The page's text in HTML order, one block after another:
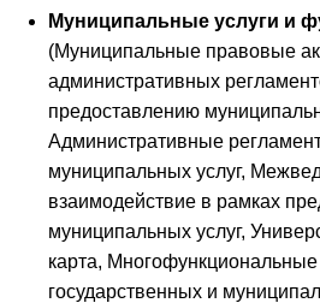
Муниципальные услуги и
(Муниципальные правовые
административных
предоставлению
Административные
муниципальных услуг,
взаимодействие в рамках
муниципальных услуг,
карта,
государственных и